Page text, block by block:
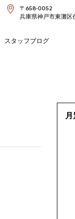
〒658-0052
兵庫県神戸市東灘区
スタッフブログ